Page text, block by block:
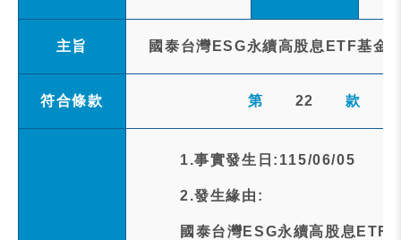
主旨 國泰台灣ESG永續高股息ETF基金
符合條款 第 22 款
1.事實發生日:115/06/05
2.發生緣由:
國泰台灣ESG永續高股息ETF